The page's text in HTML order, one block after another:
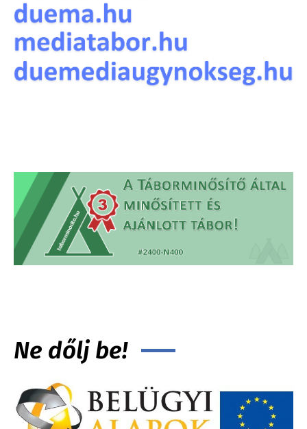
Ne dőlj be!